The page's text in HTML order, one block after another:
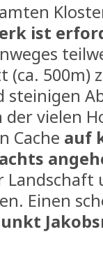
ist
500m)
steinigen
vielen
Cache auf
Landschaft
Einen